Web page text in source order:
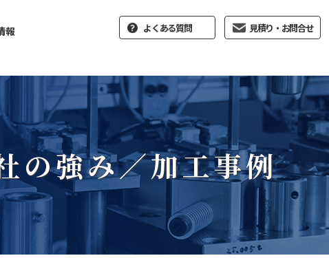
報 よくある質問 見積り・お問合せ
の強み／加工事例